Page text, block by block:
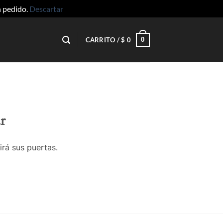
pedido. Descartar
CARRITO /$ 0 0
sus puertas.